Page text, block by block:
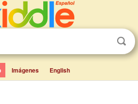
Imágenes English